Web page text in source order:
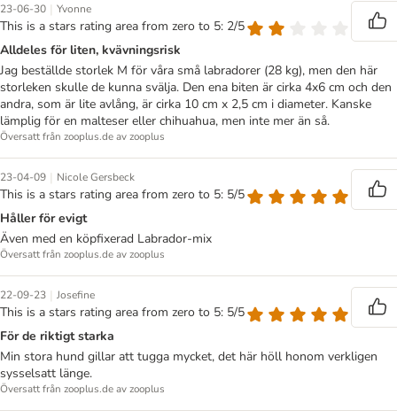
23-06-30 | Yvonne
This is a stars rating area from zero to 5: 2/5
Alldeles för liten, kvävningsrisk
Jag beställde storlek M för våra små labradorer (28 kg), men den här
storleken skulle de kunna svälja. Den ena biten är cirka 4x6 cm och den
andra, som är lite avlång, är cirka 10 cm x 2,5 cm i diameter. Kanske
lämplig för en malteser eller chihuahua, men inte mer än så.
Översatt från zooplus.de av zooplus
23-04-09 | Nicole Gersbeck
This is a stars rating area from zero to 5: 5/5
Håller för evigt
Även med en köpfixerad Labrador-mix
Översatt från zooplus.de av zooplus
22-09-23 | Josefine
This is a stars rating area from zero to 5: 5/5
För de riktigt starka
Min stora hund gillar att tugga mycket, det här höll honom verkligen
sysselsatt länge.
Översatt från zooplus.de av zooplus